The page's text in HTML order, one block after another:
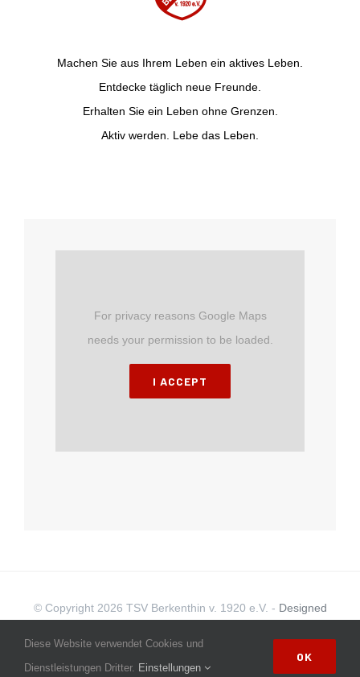
Machen Sie aus Ihrem Leben ein aktives Leben.
Entdecke täglich neue Freunde.
Erhalten Sie ein Leben ohne Grenzen.
Aktiv werden. Lebe das Leben.
For privacy reasons Google Maps
needs your permission to be loaded.
I ACCEPT
© Copyright 2026 TSV Berkenthin v. 1920 e.V. - Designed
Diese Website verwendet Cookies und
Dienstleistungen Dritter. Einstellungen
OK